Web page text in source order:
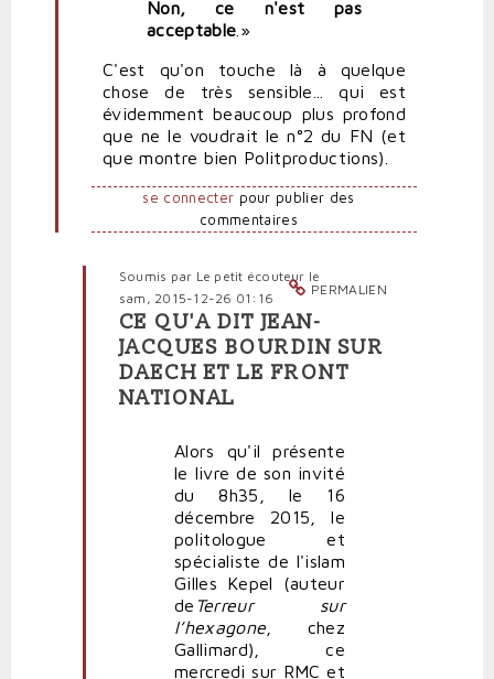
Non, ce n'est pas
acceptable .»
C'est qu'on touche là à quelque
chose de très sensible... qui est
évidemment beaucoup plus profond
que ne le voudrait le n°2 du FN (et
que montre bien Politproductions).
se connecter pour publier des
commentaires
PERMALIEN
Soumis par Le petit écouteur le
sam, 2015-12-26 01:16
En
réponse
à
Le
n'apprécie
rapproche
CE QU'A DIT JEAN-
JACQUES BOURDIN SUR
DAECH ET LE FRONT
NATIONAL
Alors qu'il présente
le livre de son invité
du 8h35, le 16
décembre 2015, le
politologue et
spécialiste de l'islam
Gilles Kepel (auteur
de Terreur sur
l’hexagone , chez
Gallimard), ce
mercredi sur RMC et